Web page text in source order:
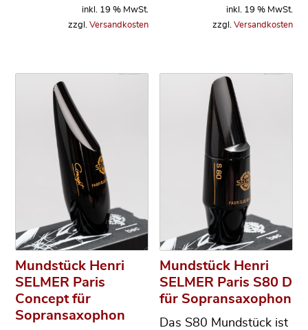
inkl. 19 % MwSt.
zzgl. Versandkosten
inkl. 19 % MwSt.
zzgl. Versandkosten
Mundstück Henri
SELMER Paris
Concept für
Sopransaxophon
Mundstück Henri
SELMER Paris S80 D
für Sopransaxophon
Das S80 Mundstück ist